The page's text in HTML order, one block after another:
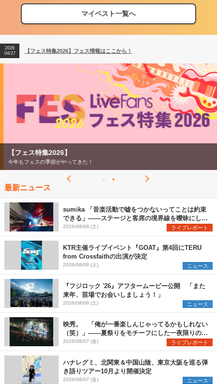
マイベスト一覧へ
【フェス特集2026】フェス情報はここから！
【ライブ動員ランキング】2026年上半期編発表！
2026
04/27
【フェス特集2026】フェス情報はここから！
2026
【ライブ動員ランキング】2026年上半期編発表！
【フェス特集2026】
今年もフェスの季節がやってきた！
最新ニュース
sumika 「音楽活動で嘘をつかないってことは約束
できる」――ステージと客席の境界線を曖昧にし
た、ツアーファイナル武道館公演レポート
2026/08/08 (土) ライブレポート
KTR主催ライブイベント『GOAT』第4回にTERU
from Crossfaithの出演が決定
2026/08/08 (土) ニュース
『フジロック '26』アフタームービー公開 「また
来年、苗場でお会いしましょう！」
2026/08/08 (土) ニュース
映秀。 「俺が一番楽しんじゃってるかもしれない
（笑）」――夏祭りをモチーフにした一夜限りのス
ペシャルライブ『色祭』レポート
2026/08/07 (金) ライブレポート
ハナレグミ、北関東＆中国山陰、東京大阪を巡る弾
き語りツアー10月より開催決定
2026/08/07 (金) ニュース